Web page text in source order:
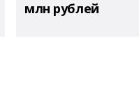
млн рублей